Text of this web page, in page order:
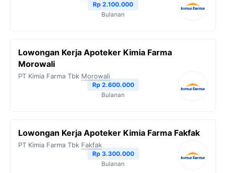
Rp 2.100.000
Bulanan
Lowongan Kerja Apoteker Kimia Farma
Morowali
PT Kimia Farma Tbk Morowali
Rp 2.600.000
Bulanan
Lowongan Kerja Apoteker Kimia Farma Fakfak
PT Kimia Farma Tbk Fakfak
Rp 3.300.000
Bulanan